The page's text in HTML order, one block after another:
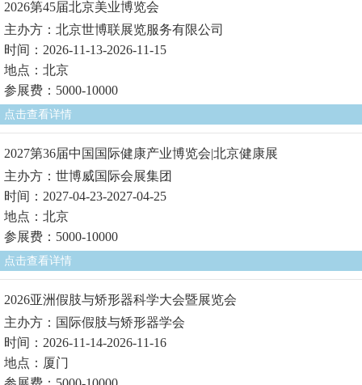
2026第45届北京美业博览会
主办方：北京世博联展览服务有限公司
时间：2026-11-13-2026-11-15
地点：北京
参展费：5000-10000
点击查看详情
2027第36届中国国际健康产业博览会|北京健康展
主办方：世博威国际会展集团
时间：2027-04-23-2027-04-25
地点：北京
参展费：5000-10000
点击查看详情
2026亚洲假肢与矫形器科学大会暨展览会
主办方：国际假肢与矫形器学会
时间：2026-11-14-2026-11-16
地点：厦门